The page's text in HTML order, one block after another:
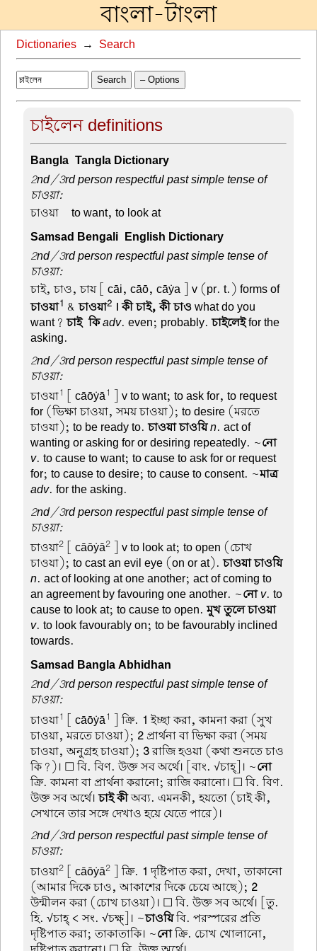
বাংলা-টাংলা
Dictionaries → Search
Search – Options
চাইলেন definitions
Bangla-Tangla Dictionary
2nd/3rd person respectful past simple tense of
চাওয়া:
চাওয়া –to want, to look at
Samsad Bengali-English Dictionary
2nd/3rd person respectful past simple tense of
চাওয়া:
চাই, চাও, চায়[ cāi, cāō, cāẏa ] v (pr. t.) forms of
চাওয়া1 &চাওয়া2 । কী চাই, কী চাওwhat do you
want?চাই-কিadv. even; probably.চাইলেইfor the
asking.
2nd/3rd person respectful past simple tense of
চাওয়া:
চাওয়া1 [ cāōẏā1
] v to want; to ask for, to request
for (ভিক্ষা চাওয়া, সময় চাওয়া); to desire (মরতে
চাওয়া); to be ready to.চাওয়া চাওয়িn. act of
wanting or asking for or desiring repeatedly. ~নো
v. to cause to want; to cause to ask for or request
for; to cause to desire; to cause to consent. ~মাত্র
adv. for the asking.
2nd/3rd person respectful past simple tense of
চাওয়া:
চাওয়া2 [ cāōẏā2
] v to look at; to open (চোখ
চাওয়া); to cast an evil eye (on or at).চাওয়া চাওয়ি
n. act of looking at one another; act of coming to
an agreement by favouring one another. ~নো v. to
cause to look at; to cause to open.মুখ তুলে চাওয়া
v. to look favourably on; to be favourably inclined
towards.
Samsad Bangla Abhidhan
2nd/3rd person respectful past simple tense of
চাওয়া:
চাওয়া1 [ cāōẏā1 ] ক্রি. 1 ইচ্ছা করা, কামনা করা (সুখ
চাওয়া, মরতে চাওয়া); 2প্রার্থনা বা ভিক্ষা করা (সময়
চাওয়া, অনুগ্রহ চাওয়া); 3রাজি হওয়া (কথা শুনতে চাও
কি?)। ☐ বি. বিণ. উক্ত সব অর্থে। [বাং. √চাহ্]। ~নো
ক্রি. কামনা বা প্রার্থনা করানো; রাজি করানো। ☐ বি. বিণ.
উক্ত সব অর্থে।চাই কীঅব্য. এমনকী, হয়তো (চাই কী,
সেখানে তার সঙ্গে দেখাও হয়ে যেতে পারে)।
2nd/3rd person respectful past simple tense of
চাওয়া:
চাওয়া2 [ cāōẏā2 ] ক্রি. 1 দৃষ্টিপাত করা, দেখা, তাকানো
(আমার দিকে চাও, আকাশের দিকে চেয়ে আছে); 2
উন্মীলন করা (চোখ চাওয়া)। ☐ বি. উক্ত সব অর্থে। [তু.
হি. √চাহ্ < সং. √চক্ষ্]। ~চাওয়িবি. পরস্পরের প্রতি
দৃষ্টিপাত করা; তাকাতাকি। ~নোক্রি. চোখ খোলানো,